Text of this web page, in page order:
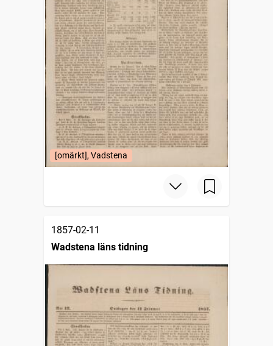
[omärkt], Vadstena
1857-02-11
Wadstena läns tidning